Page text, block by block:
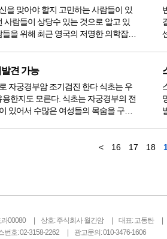
을 맞아야 할지 고민하는 사람들이 있
사람들이 상당수 있는 것으로 알고 있
을 위해 최근 영국의 저명한 의학잡지
결
견 가능
자궁경부암 조기검진 한다 식초는 우
한지도 모른다. 식초는 자궁경부의 전
있어서 수많은 여성들의 목숨을 구할
< 16 17 18
라00080 상호: 주식회사 월간암
대표: 고동탄
번호: 02-3158-2262 광고문의: 010-3476-1606